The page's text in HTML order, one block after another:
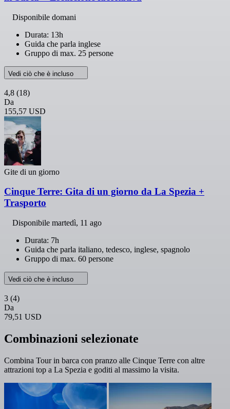
Disponibile domani
Durata: 13h
Guida che parla inglese
Gruppo di max. 25 persone
Vedi ciò che è incluso
4,8 (18)
Da
155,57 USD
Gite di un giorno
Cinque Terre: Gita di un giorno da La Spezia +
Trasporto
Disponibile martedì, 11 ago
Durata: 7h
Guida che parla italiano, tedesco, inglese, spagnolo
Gruppo di max. 60 persone
Vedi ciò che è incluso
3 (4)
Da
79,51 USD
Combinazioni selezionate
Combina Tour in barca con pranzo alle Cinque Terre con altre
attrazioni top a La Spezia e goditi al massimo la visita.